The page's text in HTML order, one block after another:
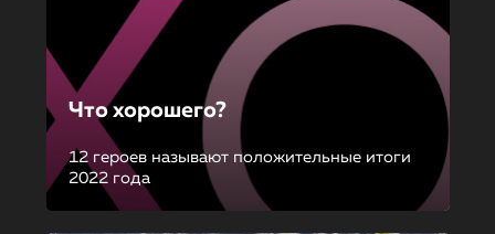
Что хорошего?
12 героев называют положительные итоги
2022 года